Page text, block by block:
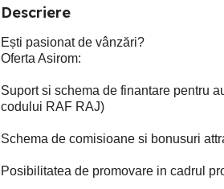
Descriere
Ești pasionat de vânzări?
Oferta Asirom:
Suport si schema de finantare pentru
codului RAF RAJ)
Schema de comisioane si bonusuri
Posibilitatea de promovare in cadrul